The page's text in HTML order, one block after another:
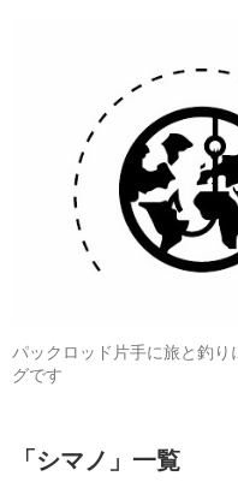
パックロッド片手に旅と釣
グです
「 シマノ 」 一覧